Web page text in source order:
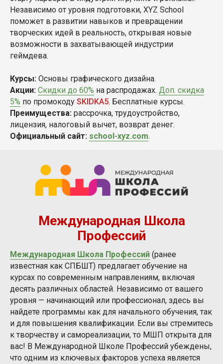
Независимо от уровня подготовки, XYZ School
поможет в развитии навыков и превращении
творческих идей в реальность, открывая новые
возможности в захватывающей индустрии
геймдева.
Курсы: Основы графического дизайна.
Акции: Скидки до 60% на распродажах. Доп. скидка
5% по промокоду SKIDKA5. Бесплатные курсы.
Преимущества: рассрочка, трудоустройство,
лицензия, налоговый вычет, возврат денег.
Официальный сайт: school-xyz.com.
Международная Школа
Профессий
Международная Школа Профессий (ранее
известная как СПБШТ) предлагает обучение на
курсах по современным направлениям, включая
десять различных областей. Независимо от вашего
уровня — начинающий или профессионал, здесь вы
найдете программы как для начального обучения, так
и для повышения квалификации. Если вы стремитесь
к творчеству и самореализации, то МШП открыта для
вас! В Международной Школе Профессий убеждены,
что одним из ключевых факторов успеха является